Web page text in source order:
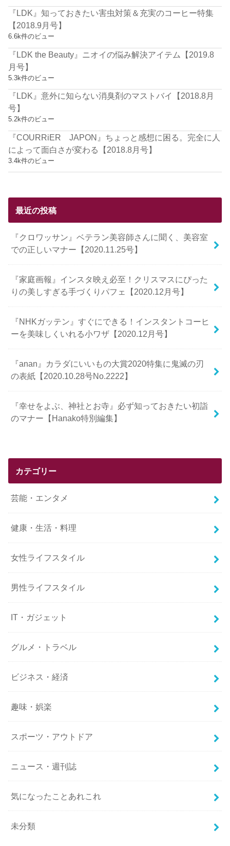
『LDK』知っておきたい害虫対策＆充実のコーヒー特集
【2018.9月号】
6.6k件のビュー
『LDK the Beauty』ニオイの悩み解決アイテム【2019.8
月号】
5.3k件のビュー
『LDK』意外に知らない消臭剤のマストバイ【2018.8月
号】
5.2k件のビュー
『COURRiER JAPON』ちょっと感想に困る。完全に人
によって面白さが変わる【2018.8月号】
3.4k件のビュー
最近の投稿
『クロワッサン』ベテラン美容師さんに聞く、美容室
での正しいマナー【2020.11.25号】
『家庭画報』インスタ映え必至！クリスマスにぴった
りの美しすぎる手づくりパフェ【2020.12月号】
『NHKガッテン』すぐにできる！インスタントコーヒ
ーを美味しくいれる小ワザ【2020.12月号】
『anan』カラダにいいもの大賞2020特集に鬼滅の刃
の表紙【2020.10.28号No.2222】
『幸せをよぶ、神社とお寺』必ず知っておきたい初詣
のマナー【Hanako特別編集】
カテゴリー
芸能・エンタメ
健康・生活・料理
女性ライフスタイル
男性ライフスタイル
IT・ガジェット
グルメ・トラベル
ビジネス・経済
趣味・娯楽
スポーツ・アウトドア
ニュース・週刊誌
気になったことあれこれ
未分類